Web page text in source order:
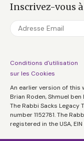
Inscrivez-vous
Conditions d'utilisation
sur les Cookies
An earlier version of this
Brian Roden, Shmuel ben
The Rabbi Sacks
number 1152781. The
registered in the USA,